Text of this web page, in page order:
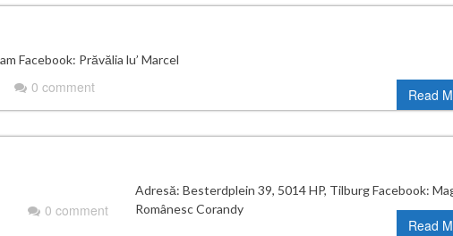
Facebook: Prăvălia lu’ Marcel
0 comment Read
0 comment
Adresă: Besterdplein 39, 5014 HP, Tilburg Facebook:
Românesc Corandy
Read